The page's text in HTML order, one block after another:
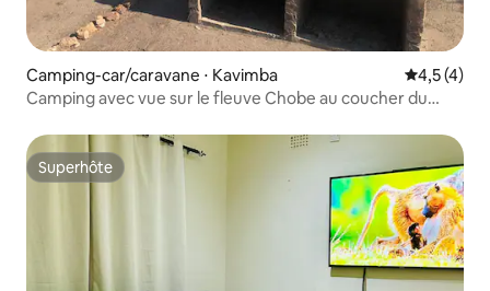
Camping-car/caravane ⋅ Kavimba Évaluation
4,5 (4)
Camping avec vue sur le fleuve Chobe au coucher du
Superhôte
Superhôte